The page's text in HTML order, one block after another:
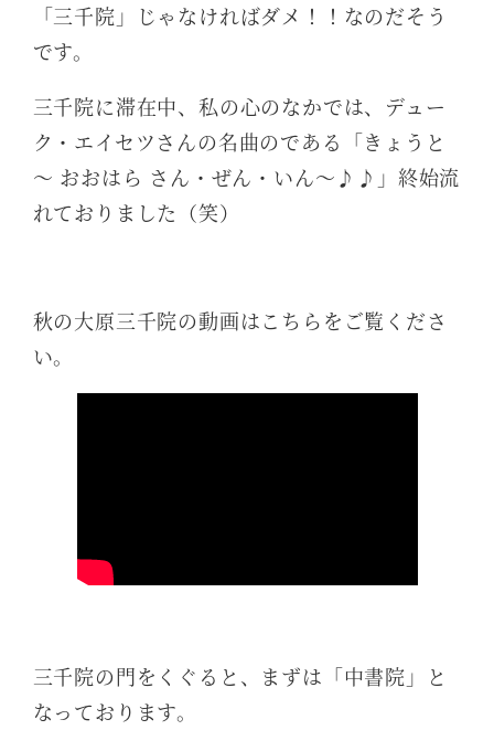
「三千院」じゃなければダメ！！なのだそう
です。
三千院に滞在中、私の心のなかでは、デュー
ク・エイセツさんの名曲のである「きょうと
～ おおはら さん・ぜん・いん～♪♪」終始流
れておりました（笑）
秋の大原三千院の動画はこちらをご覧くださ
い。
三千院の門をくぐると、まずは「中書院」と
なっております。